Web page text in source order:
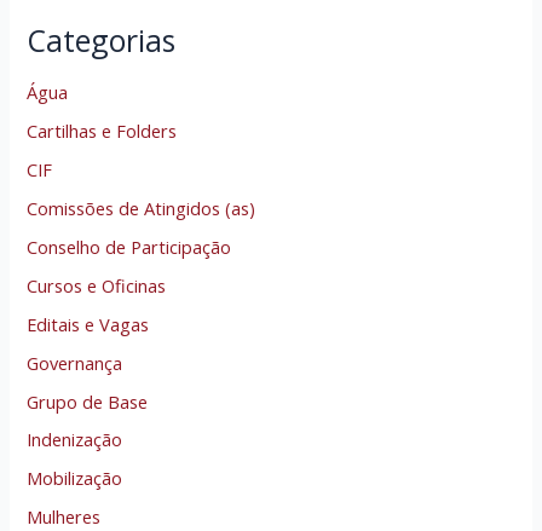
Categorias
Água
Cartilhas e Folders
CIF
Comissões de Atingidos (as)
Conselho de Participação
Cursos e Oficinas
Editais e Vagas
Governança
Grupo de Base
Indenização
Mobilização
Mulheres